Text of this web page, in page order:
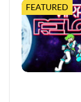
FEATURED